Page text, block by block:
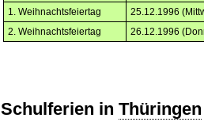
1. Weihnachtsfeiertag
25.12.1996
2. Weihnachtsfeiertag
26.12.1996
Schulferien in Thüringen